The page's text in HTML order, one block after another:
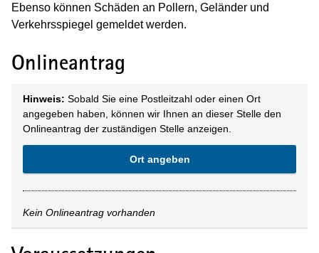
Ebenso können Schäden an Pollern, Geländer und
Verkehrsspiegel gemeldet werden.
Onlineantrag
Hinweis: Sobald Sie eine Postleitzahl oder einen Ort
angegeben haben, können wir Ihnen an dieser Stelle den
Onlineantrag der zuständigen Stelle anzeigen.
Ort angeben
Kein Onlineantrag vorhanden